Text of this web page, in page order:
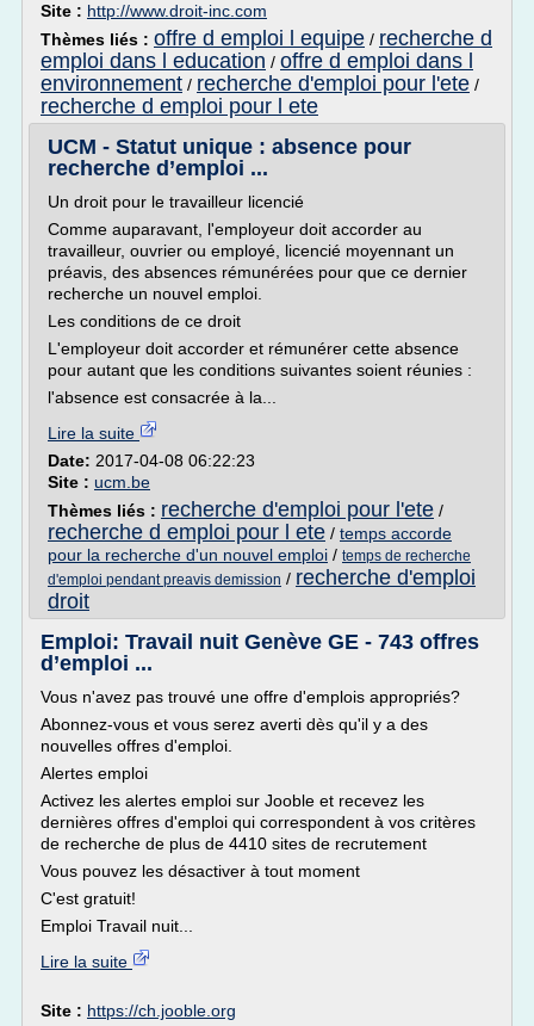
Site : http://www.droit-inc.com
Thèmes liés : offre d emploi l equipe / recherche d
emploi dans l education / offre d emploi dans l
environnement / recherche d'emploi pour l'ete /
recherche d emploi pour l ete
UCM - Statut unique : absence pour
recherche d’emploi ...
Un droit pour le travailleur licencié
Comme auparavant, l'employeur doit accorder au
travailleur, ouvrier ou employé, licencié moyennant un
préavis, des absences rémunérées pour que ce dernier
recherche un nouvel emploi.
Les conditions de ce droit
L'employeur doit accorder et rémunérer cette absence
pour autant que les conditions suivantes soient réunies :
l'absence est consacrée à la...
Lire la suite
Date: 2017-04-08 06:22:23
Site : ucm.be
Thèmes liés : recherche d'emploi pour l'ete /
recherche d emploi pour l ete / temps accorde
pour la recherche d'un nouvel emploi / temps de recherche
d'emploi pendant preavis demission / recherche d'emploi
droit
Emploi: Travail nuit Genève GE - 743 offres
d’emploi ...
Vous n'avez pas trouvé une offre d'emplois appropriés?
Abonnez-vous et vous serez averti dès qu'il y a des
nouvelles offres d'emploi.
Alertes emploi
Activez les alertes emploi sur Jooble et recevez les
dernières offres d'emploi qui correspondent à vos critères
de recherche de plus de 4410 sites de recrutement
Vous pouvez les désactiver à tout moment
C'est gratuit!
Emploi Travail nuit...
Lire la suite
Site : https://ch.jooble.org